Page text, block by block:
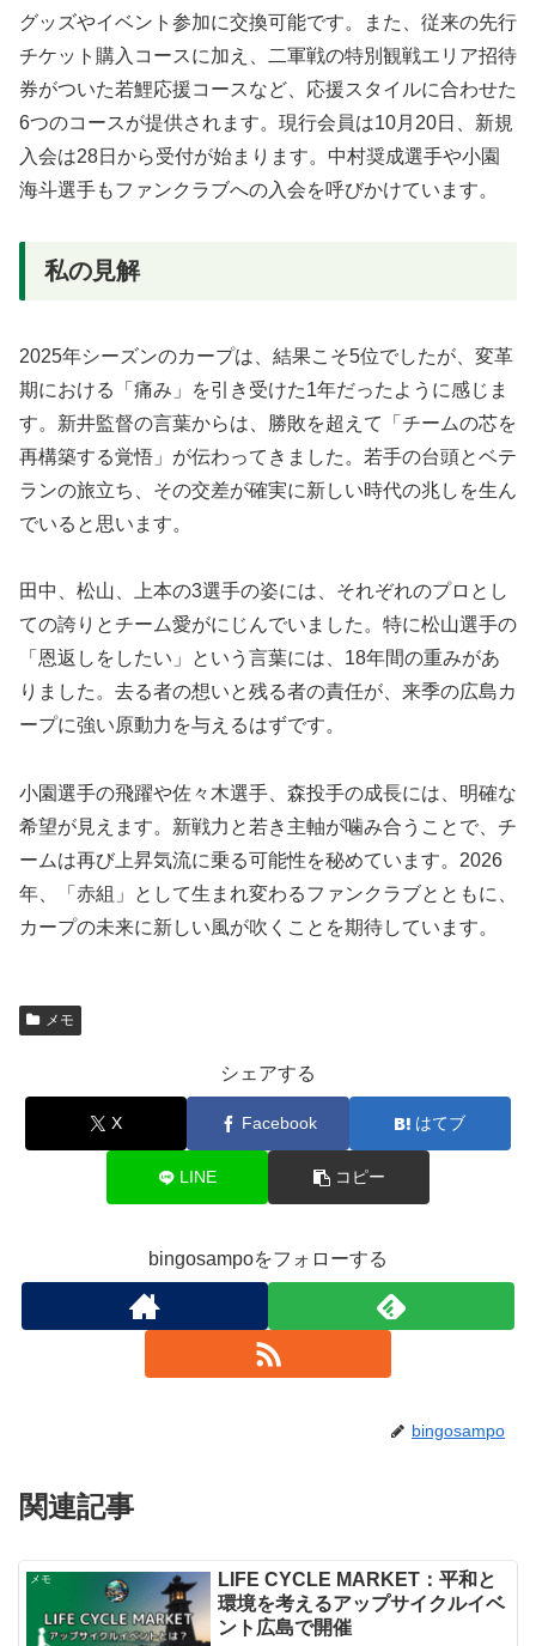
グッズやイベント参加に交換可能です。また、従来の先行
チケット購入コースに加え、二軍戦の特別観戦エリア招待
券がついた若鯉応援コースなど、応援スタイルに合わせた
6つのコースが提供されます。現行会員は10月20日、新規
入会は28日から受付が始まります。中村奨成選手や小園
海斗選手もファンクラブへの入会を呼びかけています。
私の見解
2025年シーズンのカープは、結果こそ5位でしたが、変革
期における「痛み」を引き受けた1年だったように感じま
す。新井監督の言葉からは、勝敗を超えて「チームの芯を
再構築する覚悟」が伝わってきました。若手の台頭とベテ
ランの旅立ち、その交差が確実に新しい時代の兆しを生ん
でいると思います。
田中、松山、上本の3選手の姿には、それぞれのプロとし
ての誇りとチーム愛がにじんでいました。特に松山選手の
「恩返しをしたい」という言葉には、18年間の重みがあ
りました。去る者の想いと残る者の責任が、来季の広島カ
ープに強い原動力を与えるはずです。
小園選手の飛躍や佐々木選手、森投手の成長には、明確な
希望が見えます。新戦力と若き主軸が噛み合うことで、チ
ームは再び上昇気流に乗る可能性を秘めています。2026
年、「赤組」として生まれ変わるファンクラブとともに、
カープの未来に新しい風が吹くことを期待しています。
メモ
シェアする
X Facebook はてブ
LINE コピー
bingosampoをフォローする
bingosampo
関連記事
メモ
LIFE CYCLE MARKET：平和と
環境を考えるアップサイクルイベ
ント広島で開催